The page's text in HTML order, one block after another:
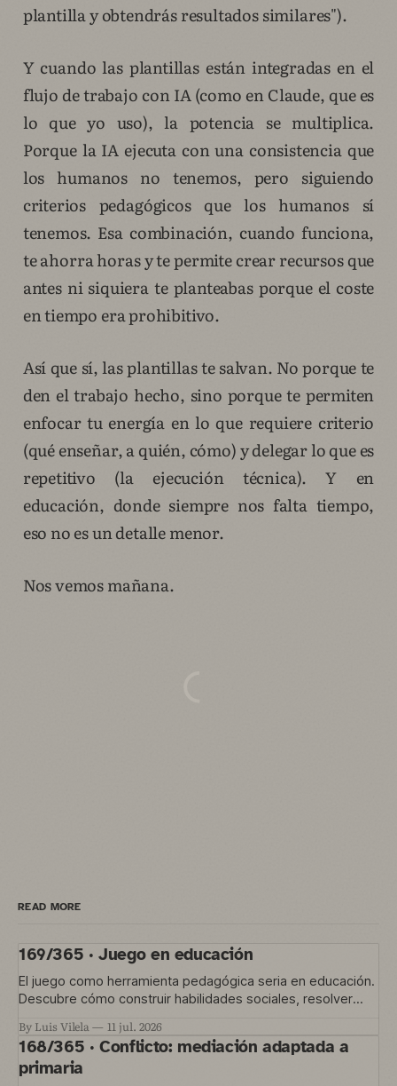
plantilla y obtendrás resultados similares").
Y cuando las plantillas están integradas en el
flujo de trabajo con IA (como en Claude, que es
lo que yo uso), la potencia se multiplica.
Porque la IA ejecuta con una consistencia que
los humanos no tenemos, pero siguiendo
criterios pedagógicos que los humanos sí
tenemos. Esa combinación, cuando funciona,
te ahorra horas y te permite crear recursos que
antes ni siquiera te planteabas porque el coste
en tiempo era prohibitivo.
Así que sí, las plantillas te salvan. No porque te
den el trabajo hecho, sino porque te permiten
enfocar tu energía en lo que requiere criterio
(qué enseñar, a quién, cómo) y delegar lo que es
repetitivo (la ejecución técnica). Y en
educación, donde siempre nos falta tiempo,
eso no es un detalle menor.
Nos vemos mañana.
READ MORE
169/365 · Juego en educación
El juego como herramienta pedagógica seria en educación.
Descubre cómo construir habilidades sociales, resolver
By Luis Vilela 11 jul. 2026
168/365 · Conflicto: mediación adaptada a
primaria